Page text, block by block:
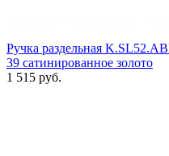
Ручка раздельная
39 сатинированное золото
1 515 руб.